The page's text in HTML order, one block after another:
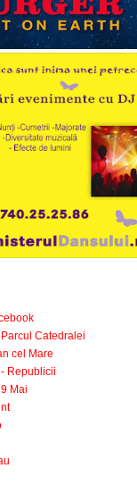
Catedralei
cel Mare
Republicii
Mai